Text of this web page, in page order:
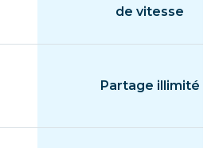
de vitesse
Partage illimité